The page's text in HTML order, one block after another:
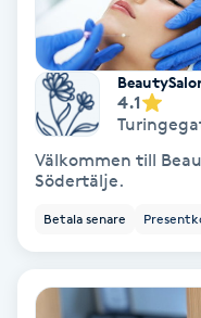
Vaxning
Vaxning brasiliansk
Veterinär
Vibrationsmassage
4.1
Välkommen till
Södertälje.
Betala senare